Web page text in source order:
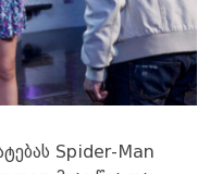
Spider-Man